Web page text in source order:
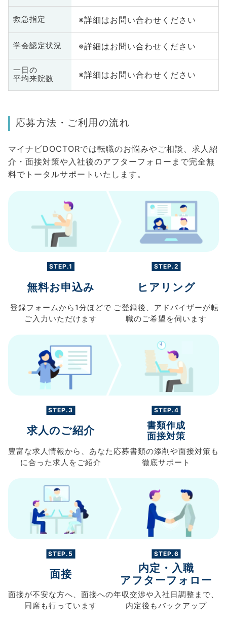
救急指定 ※詳細はお問い合わせください
学会認定状況 ※詳細はお問い合わせください
一日の
平均来院数
※詳細はお問い合わせください
応募方法・ご利用の流れ
マイナビDOCTORでは転職のお悩みやご相談、求人紹
介・面接対策や入社後のアフターフォローまで完全無
料でトータルサポートいたします。
STEP.1
無料お申込み
登録フォームから 1分ほどで
ご入力 いただけます
STEP.2
ヒアリング
ご登録後、 アドバイザーが転
職のご希望を伺います
STEP.3
求人のご紹介
豊富な求人情報から、 あなた
に合った求人を ご紹介
STEP.4
書類作成
面接対策
応募書類の添削や面接対策も
徹底サポート
STEP.5
面接
面接が不安な方へ、 面接への
同席も行っています
STEP.6
内定・入職
アフターフォロー
年収交渉や入社日調整まで、
内定後もバックアップ